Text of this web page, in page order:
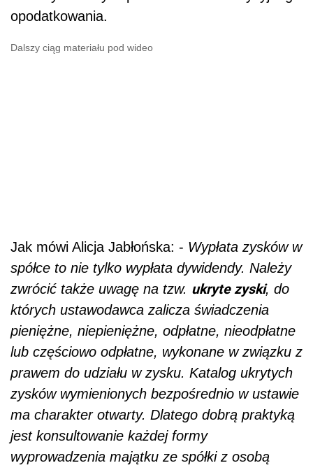
opodatkowania.
Dalszy ciąg materiału pod wideo
Jak mówi Alicja Jabłońska: - Wypłata zysków w
spółce to nie tylko wypłata dywidendy. Należy
zwrócić także uwagę na tzw. ukryte zyski, do
których ustawodawca zalicza świadczenia
pieniężne, niepieniężne, odpłatne, nieodpłatne
lub częściowo odpłatne, wykonane w związku z
prawem do udziału w zysku. Katalog ukrytych
zysków wymienionych bezpośrednio w ustawie
ma charakter otwarty. Dlatego dobrą praktyką
jest konsultowanie każdej formy
wyprowadzenia majątku ze spółki z osobą